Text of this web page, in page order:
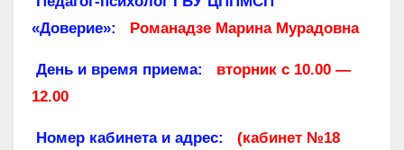
«Доверие»:
Романадзе Марина Мурадовна
День и время приема:
вторник с 10.00 —
12.00
Номер кабинета и адрес:
(кабинет №18